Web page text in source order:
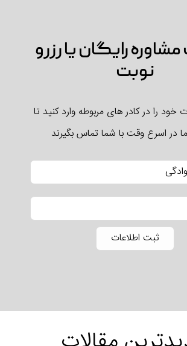
رایگان یا رزرو
نوبت
را در کادر های مربوطه وارد کنید تا
در اسرع وقت با شما تماس بگیرند